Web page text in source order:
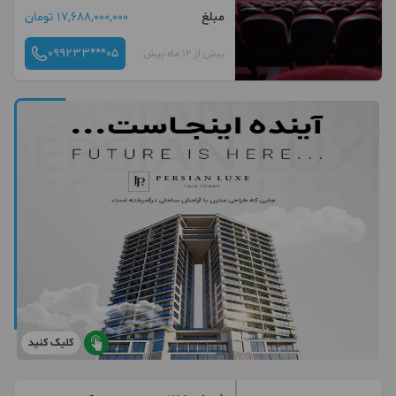
مبلغ
17,688,000,000 تومان
بیش از 12 ماه پیش 099233***05
کلیک کنید